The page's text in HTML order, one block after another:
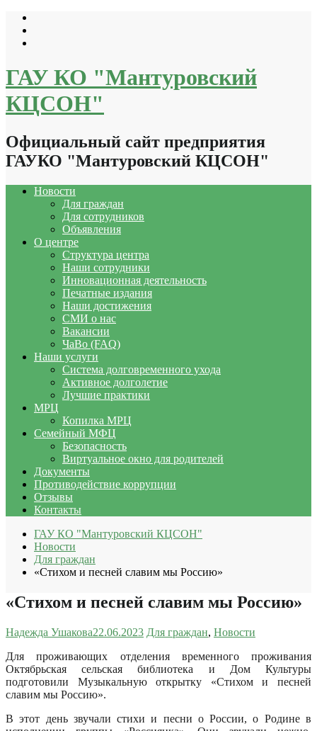
Перейти
содержимому
ГАУ КО "Мантуровский
КЦСОН"
Официальный сайт предприятия
ГАУКО "Мантуровский КЦСОН"
Новости
Для граждан
Для сотрудников
Объявления
О центре
Структура центра
Наши сотрудники
Инновационная деятельность
Печатные издания
Наши достижения
СМИ о нас
Вакансии
ЧаВо (FAQ)
Наши услуги
Система долговременного ухода
Активное долголетие
Лучшие практики
МРЦ
Копилка МРЦ
Семейный МФЦ
Безопасность
Виртуальное окно для родителей
Документы
Противодействие коррупции
Отзывы
Контакты
ГАУ КО "Мантуровский КЦСОН"
Новости
Для граждан
«Стихом и песней славим мы Россию»
«Стихом и песней славим мы Россию»
Надежда Ушакова22.06.2023 Для граждан, Новости
Для проживающих отделения временного проживания
Октябрьская сельская библиотека и Дом Культуры
подготовили Музыкальную открытку «Стихом и песней
славим мы Россию».
В этот день звучали стихи и песни о России, о Родине в